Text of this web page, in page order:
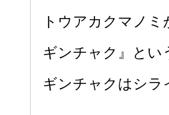
トウアカクマノ
ギンチャク』とい
ギンチャクはシ